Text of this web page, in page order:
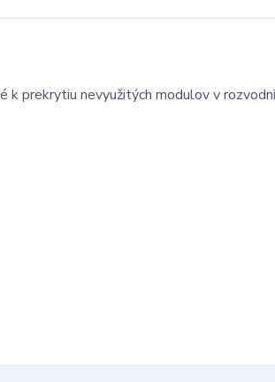
k prekrytiu nevyužitých modulov v